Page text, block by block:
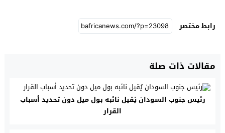
رابط مختصر
مقالات ذات صلة
رئيس جنوب السودان يُقيل نائبه بول ميل دون تحديد أسباب
القرار